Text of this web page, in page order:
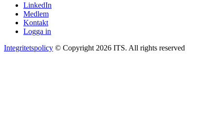
LinkedIn
Medlem
Kontakt
Logga in
Integritetspolicy © Copyright 2026 ITS. All rights reserved